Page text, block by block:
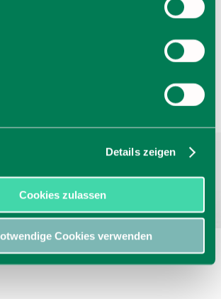
Details zeigen
Cookies zulassen
Cookies verwenden
Prospekte
zur Barrierefreiheit